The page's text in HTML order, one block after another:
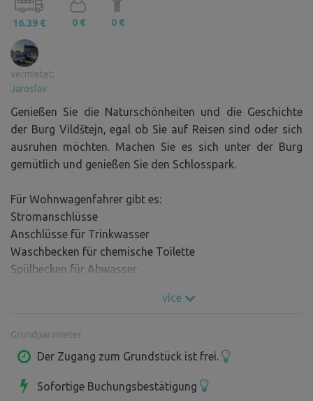
16.39 € 0 € 0 €
vermietet:
Jaroslav
Genießen Sie die Naturschönheiten und die Geschichte
der Burg Vildštejn, egal ob Sie auf Reisen sind oder sich
ausruhen möchten. Machen Sie es sich unter der Burg
gemütlich und genießen Sie den Schlosspark.
Für Wohnwagenfahrer gibt es:
Stromanschlüsse
Anschlüsse für Trinkwasser
Waschbecken für chemische Toilette
Spülbecken für Abwasser
haben wir den perfekten Raum für Sie vorbereitet.
Sie haben die Möglichkeit, köstliche Speisen direkt in
Wohnwagen oder Ihr Wohnmobil liefern zu lassen. Unsere
více
Grundparameter
Der Zugang zum Grundstück ist frei.
Sofortige Buchungsbestätigung